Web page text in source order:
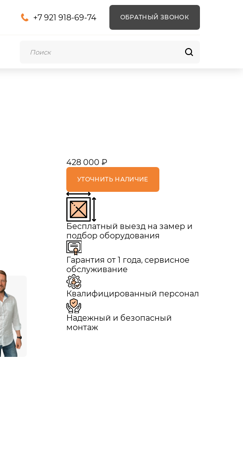
+7 921 918-69-74 ОБРАТНЫЙ ЗВОНОК
428 000 ₽
УТОЧНИТЬ НАЛИЧИЕ
Бесплатный выезд на замер и
подбор оборудования
Гарантия от 1 года, сервисное
обслуживание
Квалифицированный персонал
Надежный и безопасный
монтаж